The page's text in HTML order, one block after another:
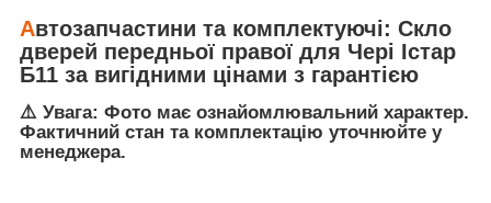
Автозапчастини та комплектуючі: Скло
дверей передньої правої для Чері Істар
Б11 за вигідними цінами з гарантією
⚠️ Увага: Фото має ознайомлювальний характер.
Фактичний стан та комплектацію уточнюйте у
менеджера.